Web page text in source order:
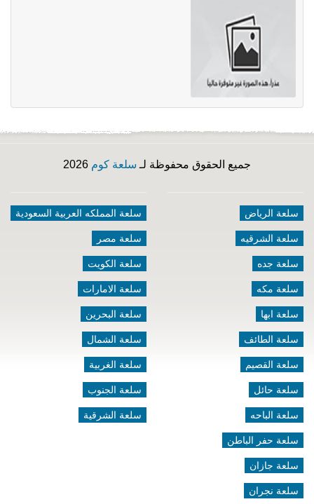
جميع الحقوق محفوظة لـ سلعة كوم
سلعة الرياض
سلعة الشرقيه
سلعة جده
سلعة مكه
سلعة ابها
سلعة الطائف
سلعة القصيم
سلعة حائل
سلعة الباحه
سلعة حفر الباطن
سلعة جازان
سلعة نجران
سلعة المملكه العربية السعودية
سلعة مصر
سلعة الكويت
سلعة الامارات
سلعة البحرين
سلعة الشمال
سلعة الغربية
سلعة الجنوب
سلعة الشرقية